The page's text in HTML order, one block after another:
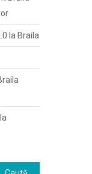
la Braila